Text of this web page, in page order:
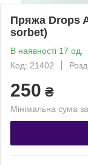
Пряжа Drops
sorbet)
В наявності 17 од.
Код: 21402
250 ₴
Мінімальна сума